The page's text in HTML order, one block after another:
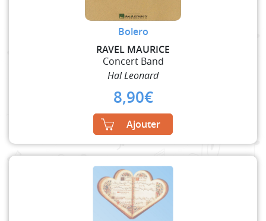
Bolero
RAVEL MAURICE
Concert Band
Hal Leonard
8,90€
Ajouter